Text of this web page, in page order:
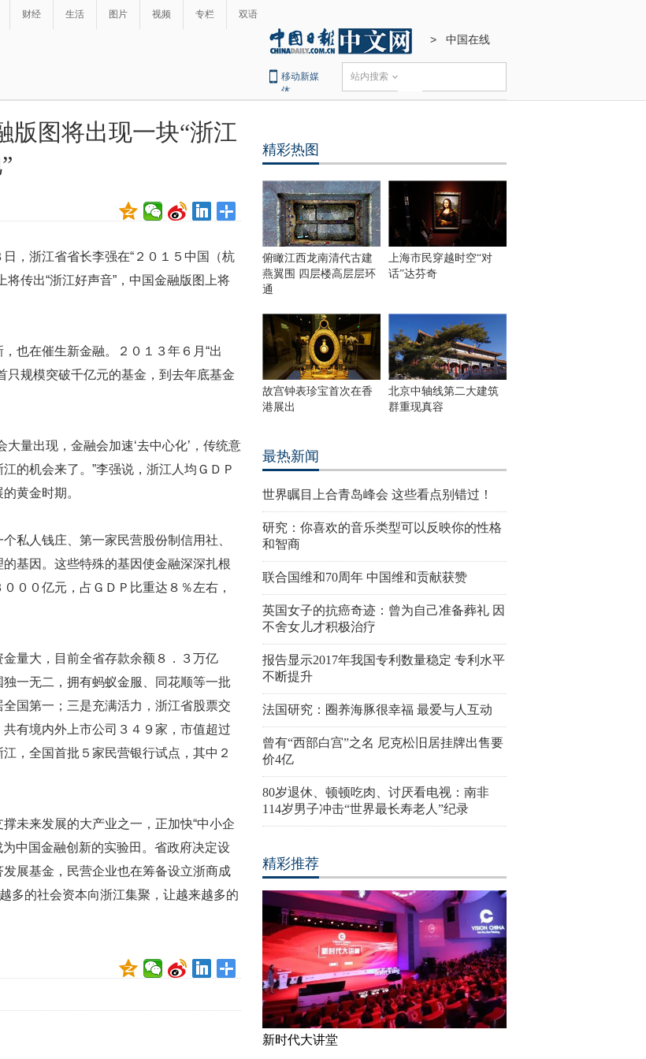
财经 生活 图片 视频 专栏 双语
> 中国在线
移动新媒
体
站内搜索
版图将出现一块“浙江
，浙江省省长李强在“２０１５中国（杭
传出“浙江好声音”，中国金融版图上将
也在催生新金融。２０１３年６月“出
只规模突破千亿元的基金，到去年底基金
量出现，金融会加速‘去中心化’，传统意
的机会来了。”李强说，浙江人均ＧＤＰ
黄金时期。
私人钱庄、第一家民营股份制信用社、
基因。这些特殊的基因使金融深深扎根
００亿元，占ＧＤＰ比重达８％左右，
量大，目前全省存款余额８．３万亿
一无二，拥有蚂蚁金服、同花顺等一批
国第一；三是充满活力，浙江省股票交
有境内外上市公司３４９家，市值超过
，全国首批５家民营银行试点，其中２
未来发展的大产业之一，正加快“中小企
中国金融创新的实验田。省政府决定设
展基金，民营企业也在筹备设立浙商成
多的社会资本向浙江集聚，让越来越多的
精彩热图
俯瞰江西龙南清代古建
燕翼围 四层楼高层层环
通
上海市民穿越时空“对
话”达芬奇
故宫钟表珍宝首次在香
港展出
北京中轴线第二大建筑
群重现真容
最热新闻
世界瞩目上合青岛峰会 这些看点别错过！
研究：你喜欢的音乐类型可以反映你的性格
和智商
联合国维和70周年 中国维和贡献获赞
英国女子的抗癌奇迹：曾为自己准备葬礼 因
不舍女儿才积极治疗
报告显示2017年我国专利数量稳定 专利水平
不断提升
法国研究：圈养海豚很幸福 最爱与人互动
曾有“西部白宫”之名 尼克松旧居挂牌出售要
价4亿
80岁退休、顿顿吃肉、讨厌看电视：南非
114岁男子冲击“世界最长寿老人”纪录
精彩推荐
新时代大讲堂